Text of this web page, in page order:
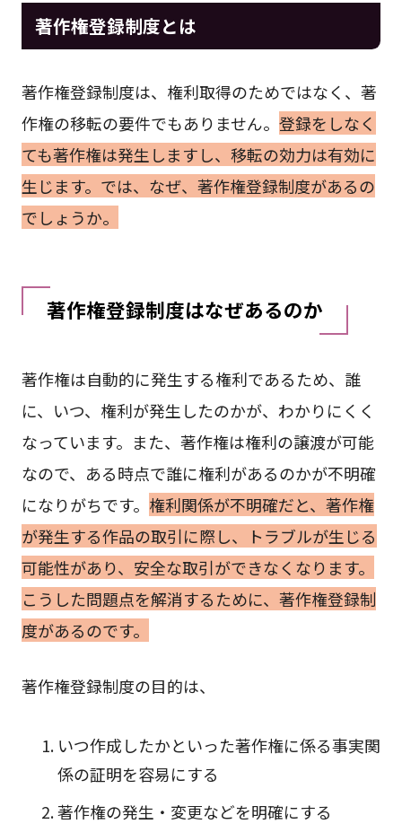
著作権登録制度とは
著作権登録制度は、権利取得のためではなく、著
作権の移転の要件でもありません。 登録をしなく
ても著作権は発生しますし、移転の効力は有効に
生じます。では、なぜ、著作権登録制度があるの
でしょうか。
著作権登録制度はなぜあるのか
著作権は自動的に発生する権利であるため、誰
に、いつ、権利が発生したのかが、わかりにくく
なっています。また、著作権は権利の譲渡が可能
なので、ある時点で誰に権利があるのかが不明確
になりがちです。 権利関係が不明確だと、著作権
が発生する作品の取引に際し、トラブルが生じる
可能性があり、安全な取引ができなくなります。
こうした問題点を解消するために、著作権登録制
度があるのです。
著作権登録制度の目的は、
いつ作成したかといった著作権に係る事実関
係の証明を容易にする
著作権の発生・変更などを明確にする